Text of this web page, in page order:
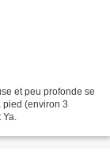
et peu profonde se
pied (environ 3
Ya.